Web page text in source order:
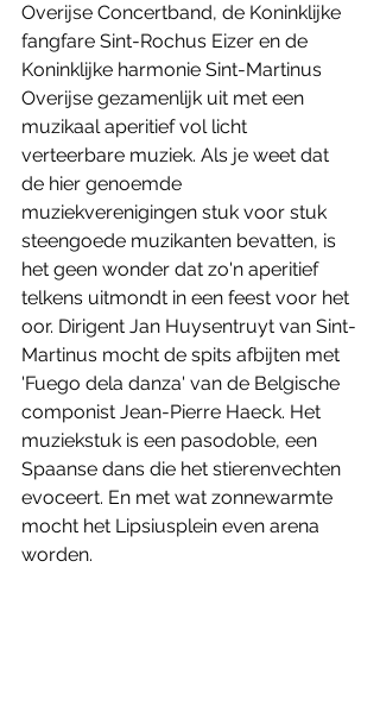
Overijse Concertband, de Koninklijke
fangfare Sint-Rochus Eizer en de
Koninklijke harmonie Sint-Martinus
Overijse gezamenlijk uit met een
muzikaal aperitief vol licht
verteerbare muziek. Als je weet dat
de hier genoemde
muziekverenigingen stuk voor stuk
steengoede muzikanten bevatten, is
het geen wonder dat zo'n aperitief
telkens uitmondt in een feest voor het
oor. Dirigent Jan Huysentruyt van Sint-
Martinus mocht de spits afbijten met
'Fuego dela danza' van de Belgische
componist Jean-Pierre Haeck. Het
muziekstuk is een pasodoble, een
Spaanse dans die het stierenvechten
evoceert. En met wat zonnewarmte
mocht het Lipsiusplein even arena
worden.